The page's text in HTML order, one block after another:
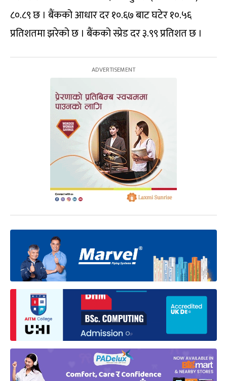
८०.८९ छ । बैंकको आधार दर १०.६७ बाट घटेर १०.५६
प्रतिशतमा झरेको छ । बैंकको स्प्रेड दर ३.९९ प्रतिशत छ ।